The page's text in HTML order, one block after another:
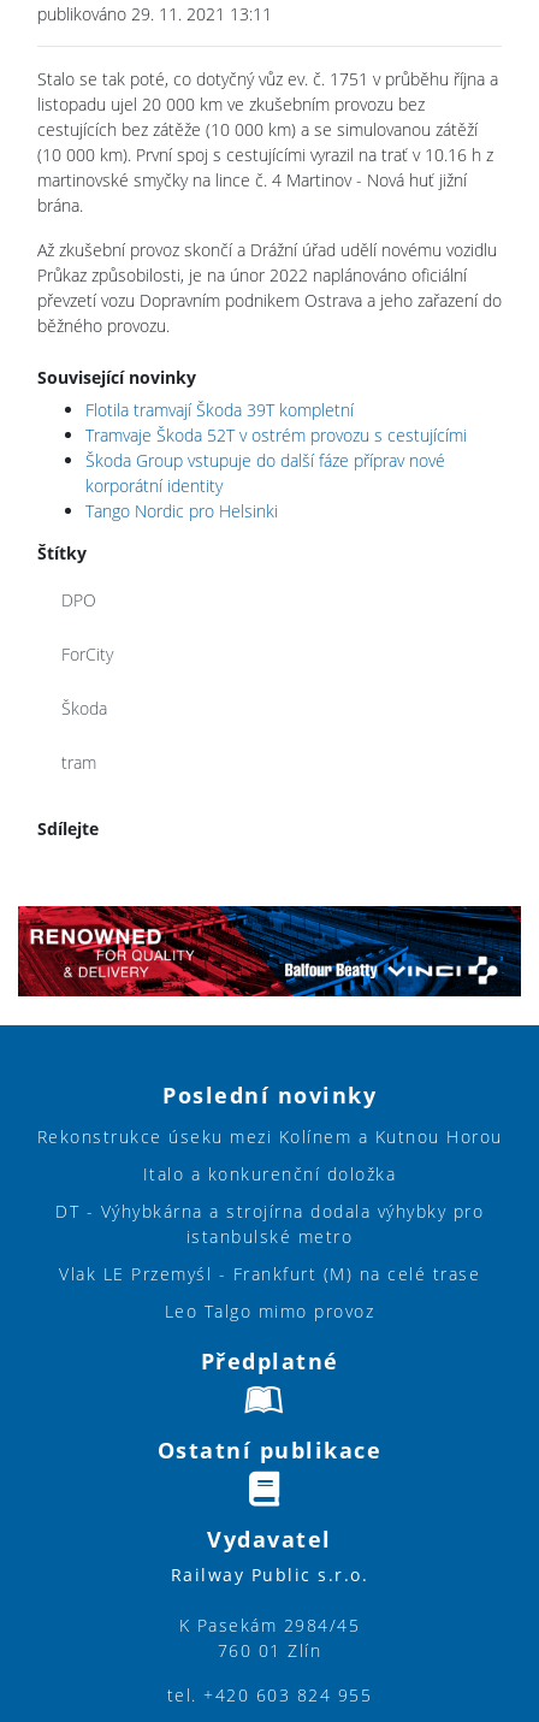
publikováno 29. 11. 2021 13:11
Stalo se tak poté, co dotyčný vůz ev. č. 1751 v průběhu října a
listopadu ujel 20 000 km ve zkušebním provozu bez
cestujících bez zátěže (10 000 km) a se simulovanou zátěží
(10 000 km). První spoj s cestujícími vyrazil na trať v 10.16 h z
martinovské smyčky na lince č. 4 Martinov - Nová huť jižní
brána.
Až zkušební provoz skončí a Drážní úřad udělí novému vozidlu
Průkaz způsobilosti, je na únor 2022 naplánováno oficiální
převzetí vozu Dopravním podnikem Ostrava a jeho zařazení do
běžného provozu.
Související novinky
Flotila tramvají Škoda 39T kompletní
Tramvaje Škoda 52T v ostrém provozu s cestujícími
Škoda Group vstupuje do další fáze příprav nové
korporátní identity
Tango Nordic pro Helsinki
Štítky
DPO
ForCity
Škoda
tram
Sdílejte
Poslední novinky
Rekonstrukce úseku mezi Kolínem a Kutnou Horou
Italo a konkurenční doložka
DT - Výhybkárna a strojírna dodala výhybky pro
istanbulské metro
Vlak LE Przemyśl - Frankfurt (M) na celé trase
Leo Talgo mimo provoz
Předplatné
Ostatní publikace
Vydavatel
Railway Public s.r.o.
K Pasekám 2984/45
760 01 Zlín
tel. +420 603 824 955